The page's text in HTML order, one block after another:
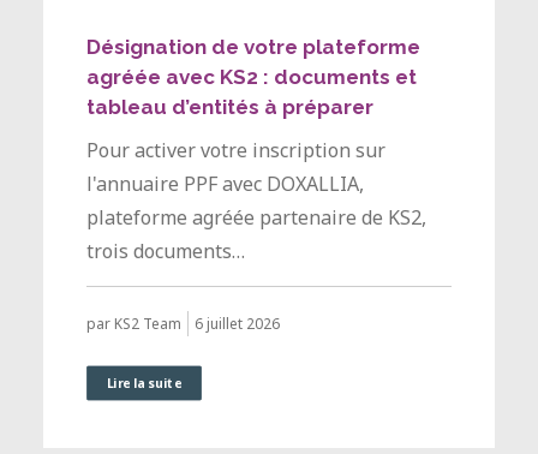
Désignation de votre plateforme
agréée avec KS2 : documents et
tableau d’entités à préparer
Pour activer votre inscription sur
l'annuaire PPF avec DOXALLIA,
plateforme agréée partenaire de KS2,
trois documents…
par KS2 Team 6 juillet 2026
Lire la suite